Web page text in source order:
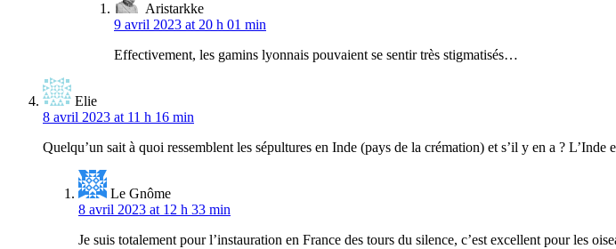
Aristarkke
9 avril 2023 at 20 h 01 min
Effectivement, les gamins lyonnais pouvaient se sentir très stigmatisés…
Elie
8 avril 2023 at 11 h 16 min
Quelqu’un sait à quoi ressemblent les sépultures en Inde (pays de la crémation) et s’il y en a ?
Le Gnôme
8 avril 2023 at 12 h 33 min
Je suis totalement pour l’instauration en France des tours du silence, c’est excellent pour les